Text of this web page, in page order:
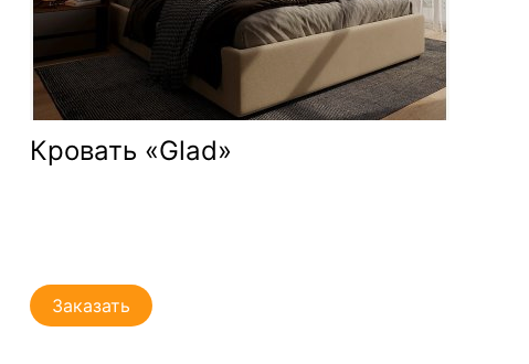
Кровать «Glad»
Заказать